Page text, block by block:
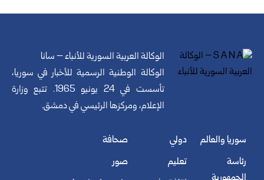
الوكالة العربية السورية للأنباء – سانا
الوكالة الوطنية الرسمية للأخبار في سوريا،
تأسست في 24 يونيو 1965. تتبع وزارة
الإعلام، ومركزها الرئيسي في دمشق.
سوريا والعالم
رئاسة
دولي
تعليم
صحافة
صور